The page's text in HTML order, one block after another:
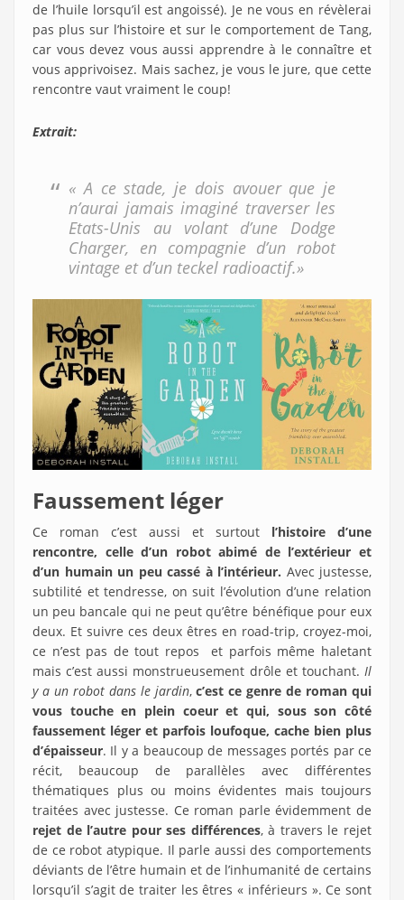
de l’huile lorsqu’il est angoissé). Je ne vous en révèlerai
pas plus sur l’histoire et sur le comportement de Tang,
car vous devez vous aussi apprendre à le connaître et
vous apprivoisez. Mais sachez, je vous le jure, que cette
rencontre vaut vraiment le coup!
Extrait:
« A ce stade, je dois avouer que je
n’aurai jamais imaginé traverser les
Etats-Unis au volant d’une Dodge
Charger, en compagnie d’un robot
vintage et d’un teckel radioactif.»
Faussement léger
Ce roman c’est aussi et surtout l’histoire d’une
rencontre, celle d’un robot abimé de l’extérieur et
d’un humain un peu cassé à l’intérieur. Avec justesse,
subtilité et tendresse, on suit l’évolution d’une relation
un peu bancale qui ne peut qu’être bénéfique pour eux
deux. Et suivre ces deux êtres en road-trip, croyez-moi,
ce n’est pas de tout repos et parfois même haletant
mais c’est aussi monstrueusement drôle et touchant. Il
y a un robot dans le jardin,c’est ce genre de roman qui
vous touche en plein coeur et qui, sous son côté
faussement léger et parfois loufoque, cache bien plus
d’épaisseur. Il y a beaucoup de messages portés par ce
récit, beaucoup de parallèles avec différentes
thématiques plus ou moins évidentes mais toujours
traitées avec justesse. Ce roman parle évidemment de
rejet de l’autre pour ses différences, à travers le rejet
de ce robot atypique. Il parle aussi des comportements
déviants de l’être humain et de l’inhumanité de certains
lorsqu’il s’agit de traiter les êtres « inférieurs ». Ce sont